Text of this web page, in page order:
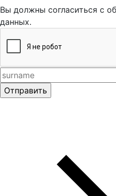
Вы должны согласиться с
данных.